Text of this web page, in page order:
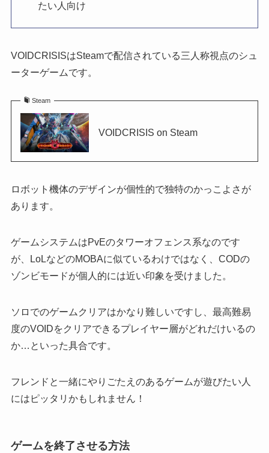
たい人向け
VOIDCRISISはSteamで配信されている三人称視点のシュ
ーターゲームです。
Steam
VOIDCRISIS on Steam
ロボット機体のデザインが個性的で独特のかっこよさが
あります。
ゲームシステムはPvEのタワーオフェンス系なのです
が、LoLなどのMOBAに似ているわけではなく、CODの
ゾンビモードが個人的には近い印象を受けました。
ソロでのゲームクリアはかなり難しいですし、最高難易
度のVOIDをクリアできるプレイヤー層がどれだけいるの
か…といった具合です。
フレンドと一緒にやりごたえのあるゲームが遊びたい人
にはピッタリ かもしれません！
ゲームを終了させる方法